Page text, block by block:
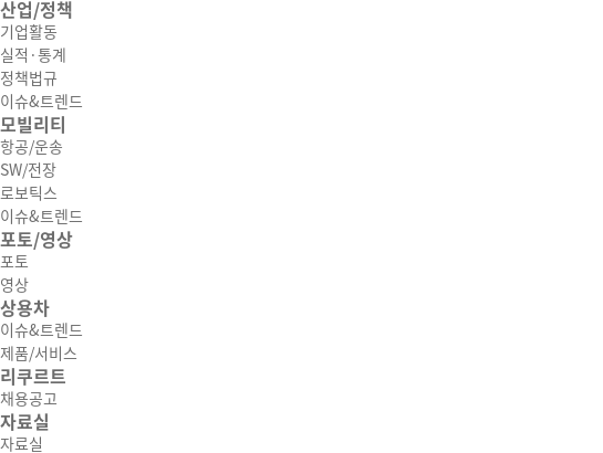
산업/정책
기업활동
실적·통계
정책법규
이슈&트렌드
모빌리티
항공/운송
SW/전장
로보틱스
이슈&트렌드
포토/영상
포토
영상
상용차
이슈&트렌드
제품/서비스
리쿠르트
채용공고
자료실
자료실